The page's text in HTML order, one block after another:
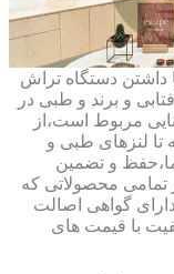
با ۱۰% تخفیف با داشتن دستگاه تراش
و برند و طبی در
مربوط است،از
تا لنزهای طبی و
و تضمین
محصولاتی که
گواهی اصالت
با قیمت های